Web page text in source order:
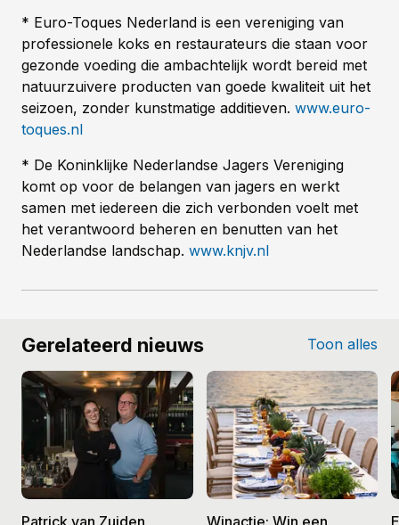
* Euro-Toques Nederland is een vereniging van
professionele koks en restaurateurs die staan voor
gezonde voeding die ambachtelijk wordt bereid met
natuurzuivere producten van goede kwaliteit uit het
seizoen, zonder kunstmatige additieven. www.euro-
toques.nl
* De Koninklijke Nederlandse Jagers Vereniging
komt op voor de belangen van jagers en werkt
samen met iedereen die zich verbonden voelt met
het verantwoord beheren en benutten van het
Nederlandse landschap. www.knjv.nl
Gerelateerd nieuws Toon alles